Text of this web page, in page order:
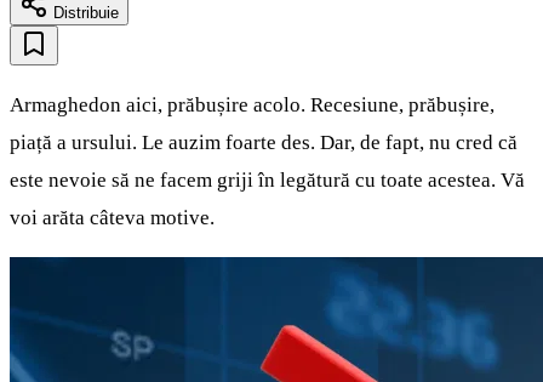
Distribuie
Armaghedon aici, prăbușire acolo. Recesiune, prăbușire,
piață a ursului. Le auzim foarte des. Dar, de fapt, nu cred că
este nevoie să ne facem griji în legătură cu toate acestea. Vă
voi arăta câteva motive.